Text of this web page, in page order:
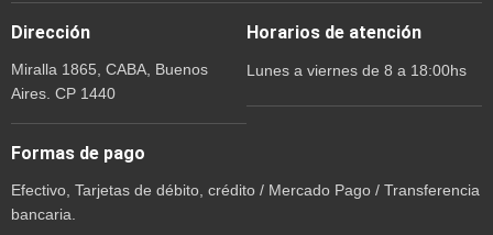
Dirección
Miralla 1865, CABA, Buenos
Aires. CP 1440
Horarios de atención
Lunes a viernes de 8 a 18:00hs
Formas de pago
Efectivo, Tarjetas de débito, crédito / Mercado Pago / Transferencia
bancaria.